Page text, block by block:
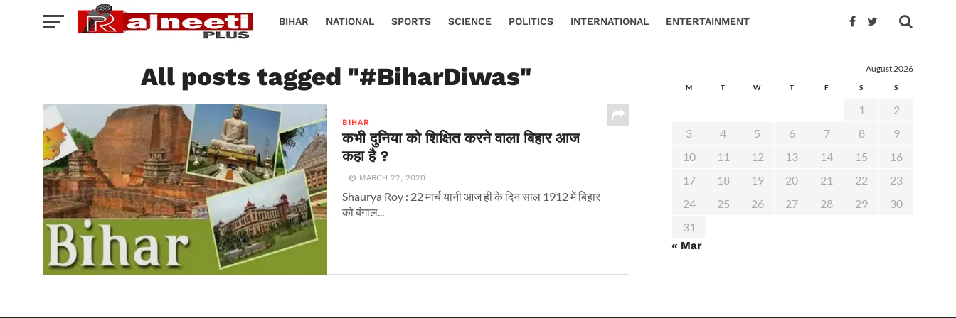
BIHAR NATIONAL SPORTS SCIENCE POLITICS INTERNATIONAL ENTERTAINMENT
All posts tagged "#BiharDiwas"
BIHAR
कभी दुनिया को शिक्षित करने वाला बिहार आज
कहा है ?
MARCH 22, 2020
Shaurya Roy : 22 मार्च यानी आज ही के दिन साल 1912 में बिहार
को बंगाल...
August 2026
M T W T F S S
1
2
3
4 5 6 7 8
9
10
11 12 13 14 15
16
17
18 19 20 21 22
23
24
25 26 27 28 29
30
31
« Mar